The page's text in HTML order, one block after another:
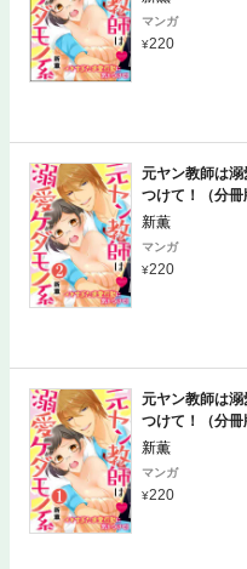
マンガ
220
元ヤン教師は
つけて！（分
新薫
マンガ
220
元ヤン教師は
つけて！（分
新薫
マンガ
220